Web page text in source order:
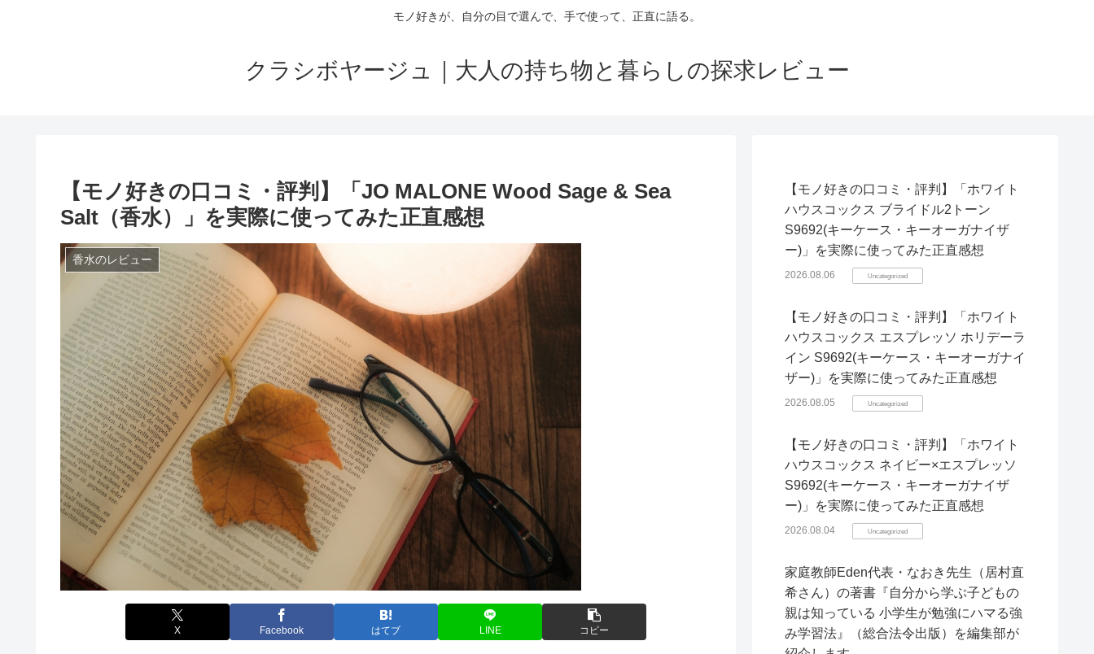
モノ好きが、自分の目で選んで、手で使って、正直に語る。
クラシボヤージュ｜大人の持ち物と暮らしの探求レビュー
【モノ好きの口コミ・評判】「JO MALONE Wood Sage & Sea
Salt（香水）」を実際に使ってみた正直感想
香水のレビュー
X Facebook はてブ LINE コピー
【モノ好きの口コミ・評判】「ホワイト
ハウスコックス ブライドル2トーン
S9692(キーケース・キーオーガナイザ
ー)」を実際に使ってみた正直感想
2026.08.06 Uncategorized
【モノ好きの口コミ・評判】「ホワイト
ハウスコックス エスプレッソ ホリデーラ
イン S9692(キーケース・キーオーガナイ
ザー)」を実際に使ってみた正直感想
2026.08.05 Uncategorized
【モノ好きの口コミ・評判】「ホワイト
ハウスコックス ネイビー×エスプレッソ
S9692(キーケース・キーオーガナイザ
ー)」を実際に使ってみた正直感想
2026.08.04 Uncategorized
家庭教師Eden代表・なおき先生（居村直
希さん）の著書『自分から学ぶ子どもの
親は知っている 小学生が勉強にハマる強
み学習法』（総合法令出版）を編集部が